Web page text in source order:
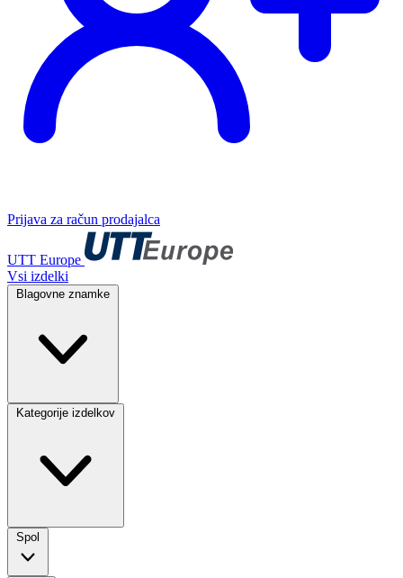
Prijava za račun prodajalca
UTT Europe
Vsi izdelki
Blagovne znamke
Kategorije izdelkov
Spol